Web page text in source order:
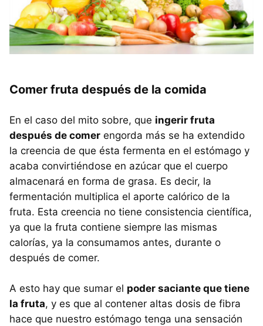
Comer fruta después de la comida
En el caso del mito sobre, que ingerir fruta
después de comer engorda más se ha extendido
la creencia de que ésta fermenta en el estómago y
acaba convirtiéndose en azúcar que el cuerpo
almacenará en forma de grasa. Es decir, la
fermentación multiplica el aporte calórico de la
fruta. Esta creencia no tiene consistencia científica,
ya que la fruta contiene siempre las mismas
calorías, ya la consumamos antes, durante o
después de comer.
A esto hay que sumar el poder saciante que tiene
la fruta, y es que al contener altas dosis de fibra
hace que nuestro estómago tenga una sensación